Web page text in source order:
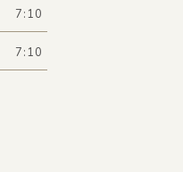
7:10
7:10